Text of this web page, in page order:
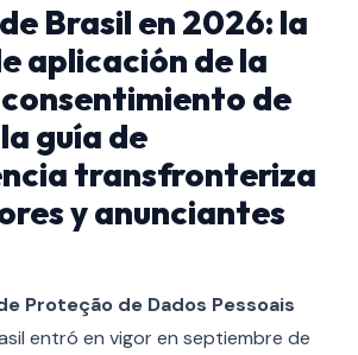
Brasil en 2026: la
aplicación de la
de
guía de
transfronteriza
y anunciantes
Proteção de Dados Pessoais
entró en vigor en septiembre de